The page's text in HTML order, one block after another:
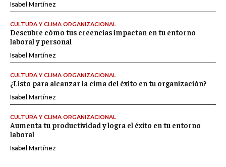
Isabel Martínez
CULTURA Y CLIMA ORGANIZACIONAL
Descubre cómo tus creencias impactan en tu entorno
laboral y personal
Isabel Martínez
CULTURA Y CLIMA ORGANIZACIONAL
¿Listo para alcanzar la cima del éxito en tu organización?
Isabel Martínez
CULTURA Y CLIMA ORGANIZACIONAL
Aumenta tu productividad y logra el éxito en tu entorno
laboral
Isabel Martínez